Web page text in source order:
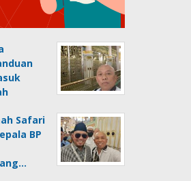
Safari
BP